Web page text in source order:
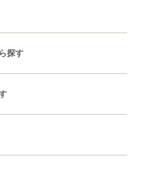
探す